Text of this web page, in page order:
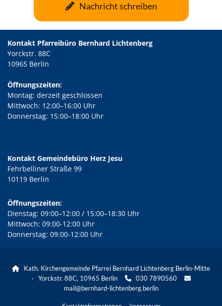
Nachricht schreiben
Kontakt Pfarreibüro Bernhard Lichtenberg
Yorckstr. 88C
10965 Berlin
Öffnungszeiten:
Montag: derzeit geschlossen
Mittwoch: 12:00–16:00 Uhr
Donnerstag: 15:00–18:00 Uhr
Kontakt Gemeindebüro Herz Jesu
Fehrbelliner Straße 99
10119 Berlin
Öffnungszeiten:
Dienstag: 09:00–12:00 / 15:00–18:30 Uhr
Mittwoch: 09:00-12:00 Uhr
Donnerstag: 09:00-12:00 Uhr

Kath. Kirchengemeinde Pfarrei Bernhard Lichtenberg Berlin-Mitte
· Yorckstr. 88C, 10965 Berlin
030 7890560 
mail@bernhard-lichtenberg.berlin